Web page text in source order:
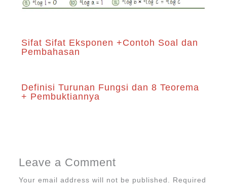
Sifat Sifat Eksponen +Contoh Soal dan
Pembahasan
Definisi Turunan Fungsi dan 8 Teorema
+ Pembuktiannya
Leave a Comment
Your email address will not be published. Required